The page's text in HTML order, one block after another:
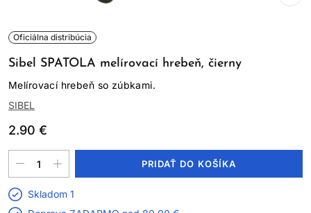
Oficiálna distribúcia
Sibel SPATOLA melírovací hrebeň, čierny
Melírovací hrebeň so zúbkami.
SIBEL
2.90 €
PRIDAŤ DO KOŠÍKA
Skladom 1